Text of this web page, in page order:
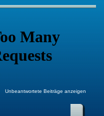
Unbeantwortete Beiträge anzeigen